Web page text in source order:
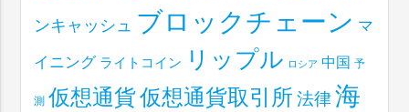
ンキャッシュ ブロックチェーン マ
イニング ライトコイン リップル ロシア 中国 予
測 仮想通貨仮想通貨取引所 法律 海